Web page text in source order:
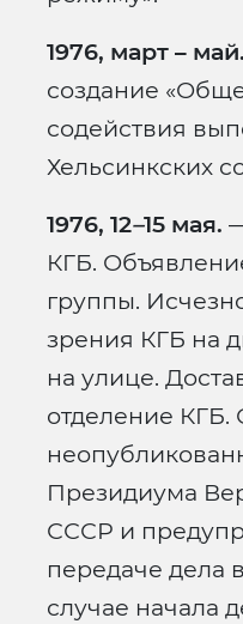
1976, март – май.
создание
содействия
Хельсинкских
1976, 12–15 мая.
КГБ.
группы.
зрения КГБ на
на улице.
отделение КГБ.
Президиума
СССР и
передаче дела
случае начала